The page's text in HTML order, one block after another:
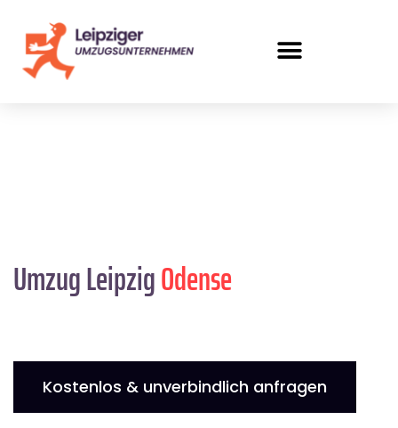
Umzug LeipzigOdense
Kostenlos & unverbindlich anfragen